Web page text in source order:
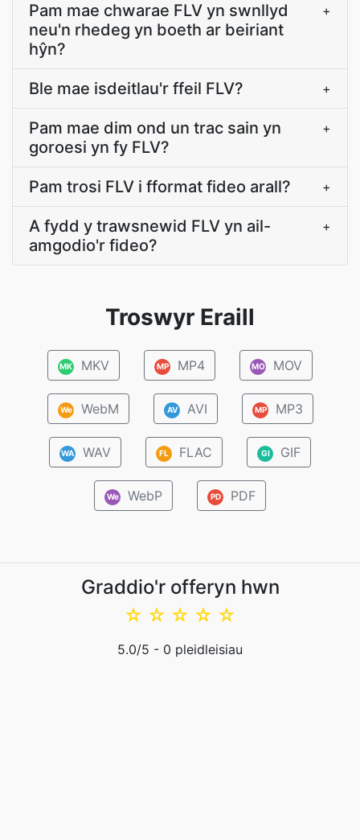
Pam mae chwarae FLV yn swnllyd
neu'n rhedeg yn boeth ar beiriant
hŷn?
+
Ble mae isdeitlau'r ffeil FLV? +
Pam mae dim ond un trac sain yn
goroesi yn fy FLV?
+
Pam trosi FLV i fformat fideo arall? +
A fydd y trawsnewid FLV yn ail-
amgodio'r fideo?
+
Troswyr Eraill
MK MKV MP MP4 MO MOV
We WebM AV AVI MP MP3
WA WAV FL FLAC GI GIF
We WebP PD PDF
Graddio'r offeryn hwn
☆
☆
☆
☆
☆
5.0/5 - 0 pleidleisiau